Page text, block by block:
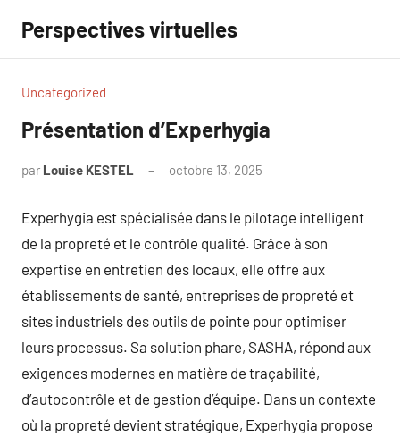
contenu
Perspectives virtuelles
Uncategorized
Présentation d’Experhygia
par Louise KESTEL octobre 13, 2025
Experhygia est spécialisée dans le pilotage intelligent
de la propreté et le contrôle qualité. Grâce à son
expertise en entretien des locaux, elle offre aux
établissements de santé, entreprises de propreté et
sites industriels des outils de pointe pour optimiser
leurs processus. Sa solution phare, SASHA, répond aux
exigences modernes en matière de traçabilité,
d’autocontrôle et de gestion d’équipe. Dans un contexte
où la propreté devient stratégique, Experhygia propose